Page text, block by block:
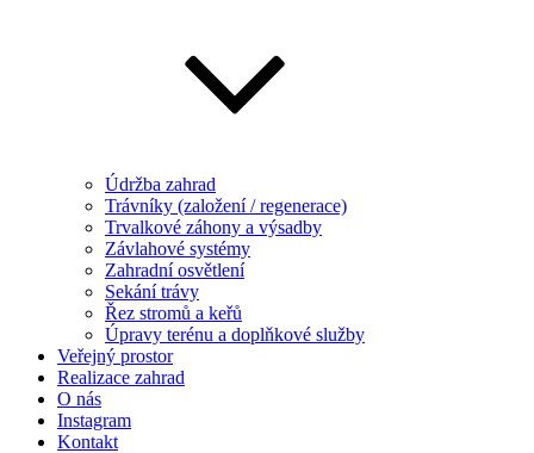
Údržba zahrad
Trávníky (založení / regenerace)
Trvalkové záhony a výsadby
Závlahové systémy
Zahradní osvětlení
Sekání trávy
Řez stromů a keřů
Úpravy terénu a doplňkové služby
Veřejný prostor
Realizace zahrad
O nás
Instagram
Kontakt